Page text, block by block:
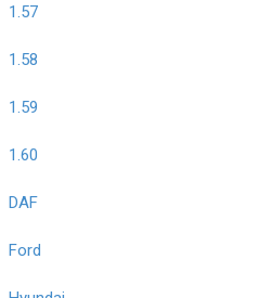
1.57
1.58
1.59
1.60
DAF
Ford